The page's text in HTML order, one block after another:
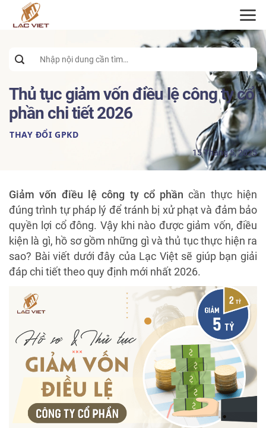
for:
Thủ tục giảm vốn điều lệ công ty cổ
phần chi tiết 2026
THAY ĐỔI GPKD
15 Tháng 5, 2025
Giảm vốn điều lệ công ty cổ phần cần thực hiện
đúng trình tự pháp lý để tránh bị xử phạt và đảm bảo
quyền lợi cổ đông. Vậy khi nào được giảm vốn, điều
kiện là gì, hồ sơ gồm những gì và thủ tục thực hiện ra
sao? Bài viết dưới đây của Lạc Việt sẽ giúp bạn giải
đáp chi tiết theo quy định mới nhất 2026.